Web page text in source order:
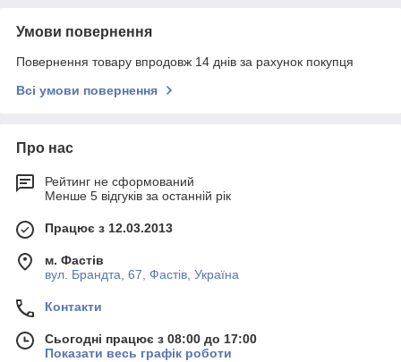
Умови повернення
Повернення товару впродовж 14 днів за рахунок покупця
Всі умови повернення
Про нас
Рейтинг не сформований
Менше 5 відгуків за останній рік
Працює з 12.03.2013
м. Фастів
вул. Брандта, 67, Фастів, Україна
Контакти
Сьогодні працює з 08:00 до 17:00
Показати весь графік роботи